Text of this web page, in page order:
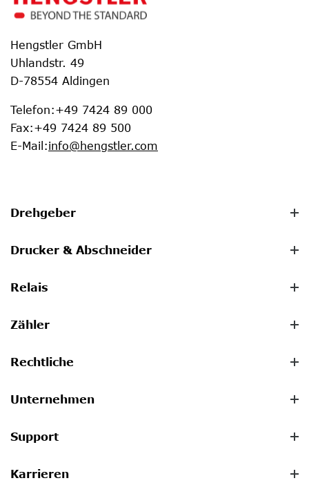
Hengstler GmbH
Uhlandstr. 49
D-78554 Aldingen
Telefon:+49 7424 89 000
Fax:+49 7424 89 500
E-Mail :info@hengstler.com
Drehgeber
Drucker & Abschneider
Relais
Zähler
Rechtliche
Unternehmen
Support
Karrieren